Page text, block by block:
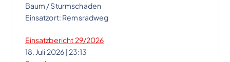
Baum / Sturmschaden
Einsatzort: Remsradweg
Einsatzbericht 29/2026
18. Juli 2026| 23:13